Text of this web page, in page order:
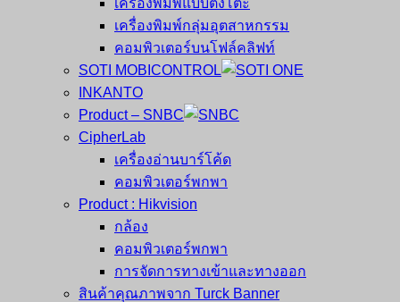
เครื่องพิมพ์แบบตั้งโต๊ะ
เครื่องพิมพ์กลุ่มอุตสาหกรรม
คอมพิวเตอร์บนโฟล์คลิฟท์
SOTI MOBICONTROL
INKANTO
Product – SNBC
CipherLab
เครื่องอ่านบาร์โค้ด
คอมพิวเตอร์พกพา
Product : Hikvision
กล้อง
คอมพิวเตอร์พกพา
การจัดการทางเข้าและทางออก
สินค้าคุณภาพจาก Turck Banner